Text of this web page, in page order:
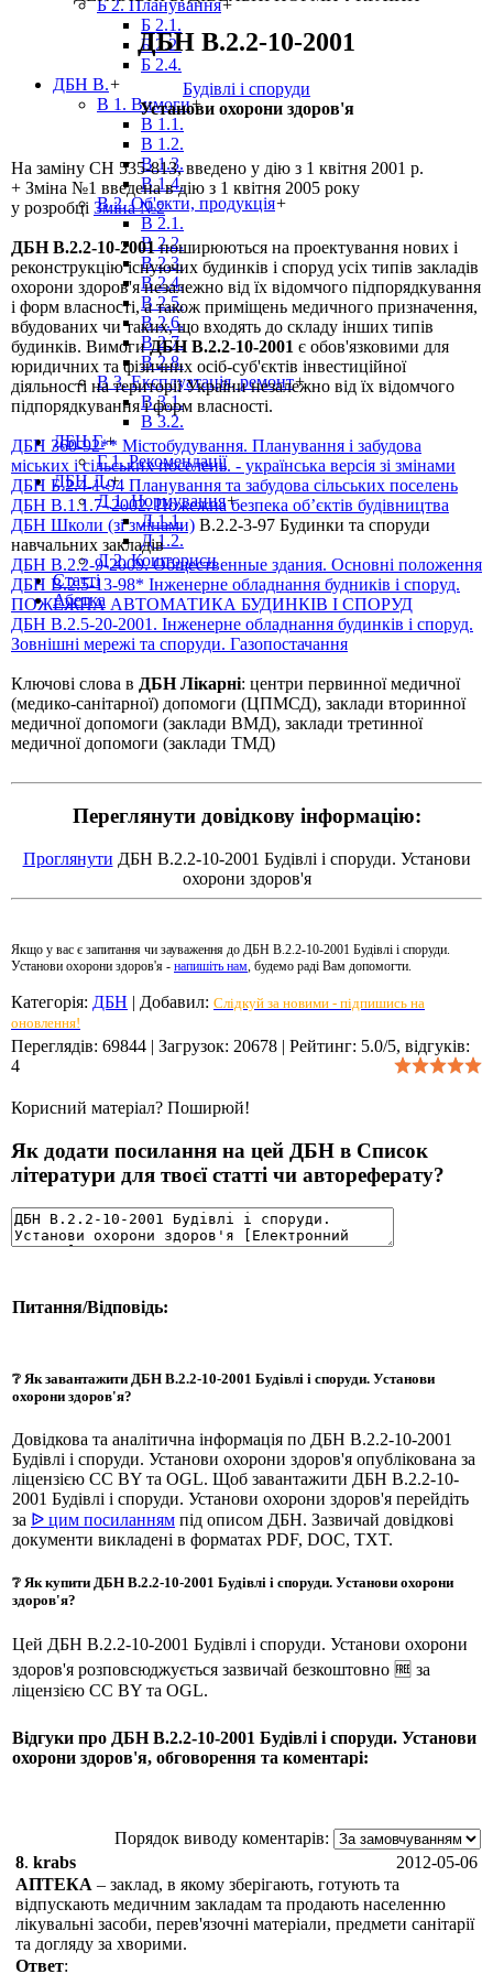
Б 2. Планування+
Б 2.1.
Б 2.2.
Б 2.4.
ДБН В.+
В 1. Вимоги+
В 1.1.
В 1.2.
В 1.3.
В 1.4.
В 2. Об'єкти, продукція+
В 2.1.
В 2.2.
В 2.3.
В 2.4.
В 2.5.
В 2.6.
В 2.7.
В 2.8.
В 3. Експлуатація, ремонт+
В 3.1.
В 3.2.
ДБН Г.+
Г 1. Рекомендації
ДБН Д.+
Д 1. Нормування+
Д 1.1.
Д 1.2.
Д 2. Кошториси
Статті
Абетка
ДБН В.2.2-10-2001
Будівлі і споруди
Установи охорони здоров'я
На заміну СН 535-81З, введено у дію з 1 квітня 2001 р.
+ Зміна №1 введена в дію з 1 квітня 2005 року
у розробці Зміна №2
ДБН В.2.2-10-2001поширюються на проектування нових і
реконструкцію існуючих будинків і споруд усіх типів закладів
охорони здоров'я незалежно від їх відомчого підпорядкування
і форм власності, а також приміщень медичного призначення,
вбудованих чи таких, що входять до складу інших типів
будинків. ВимогиДБН В.2.2-10-2001 є обов'язковими для
юридичних та фізичних осіб-суб'єктів інвестиційної
діяльності на території України незалежно від їх відомчого
підпорядкування і форм власності.
ДБН 360-92** Містобудування. Планування і забудова
міських і сільських поселень. - українська версія зі змінами
ДБН Б.2.4-1-94 Планування та забудова сільських поселень
ДБН В.1.1.7–2002. Пожежна безпека об’єктів будівництва
ДБН Школи (зі змінами) В.2.2-3-97 Будинки та споруди
навчальних закладів
ДБН В.2.2-9-2009. Общественные здания. Основні положення
ДБН В.2.5-13-98* Інженерне обладнання будників і споруд.
ПОЖЕЖНА АВТОМАТИКА БУДИНКІВ І СПОРУД
ДБН В.2.5-20-2001. Інженерне обладнання будинків і споруд.
Зовнішні мережі та споруди. Газопостачання
Ключові слова в ДБН Лікарні: центри первинної медичної
(медико-санітарної) допомоги (ЦПМСД), заклади вторинної
медичної допомоги (заклади ВМД), заклади третинної
медичної допомоги (заклади ТМД)
Переглянути довідкову інформацію:
Проглянути ДБН В.2.2-10-2001 Будівлі і споруди. Установи
охорони здоров'я
Якщо у вас є запитання чи зауваження до ДБН В.2.2-10-2001 Будівлі і споруди.
Установи охорони здоров'я - напишіть нам, будемо раді Вам допомогти.
Категорія: ДБН | Добавил: Слідкуй за новими - підпишись на
оновлення!
Переглядів: 69844 | Загрузок: 20678 | Рейтинг: 5.0/5, відгуків:
4
Корисний матеріал? Поширюй!
Як додати посилання на цей ДБН в Список
літератури для твоєї статті чи автореферату?
Питання/Відповідь:
❔ Як завантажити ДБН В.2.2-10-2001 Будівлі і споруди. Установи
охорони здоров'я?
Довідкова та аналітична інформація по ДБН В.2.2-10-2001
Будівлі і споруди. Установи охорони здоров'я опублікована за
ліцензією CC BY та OGL. Щоб завантажити ДБН В.2.2-10-
2001 Будівлі і споруди. Установи охорони здоров'я перейдіть
за ᐉ цим посиланням під описом ДБН. Зазвичай довідкові
документи викладені в форматах PDF, DOC, TXT.
❔ Як купити ДБН В.2.2-10-2001 Будівлі і споруди. Установи охорони
здоров'я?
Цей ДБН В.2.2-10-2001 Будівлі і споруди. Установи охорони
здоров'я розповсюджується зазвичай безкоштовно 🆓 за
ліцензією CC BY та OGL.
Відгуки про ДБН В.2.2-10-2001 Будівлі і споруди. Установи
охорони здоров'я, обговорення та коментарі:
Порядок виводу коментарів:
2012-05-06
8. krabs
АПТЕКА – заклад, в якому зберігають, готують та
відпускають медичним закладам та продають населенню
лікувальні засоби, перев'язочні матеріали, предмети санітарії
та догляду за хворими.
Ответ: